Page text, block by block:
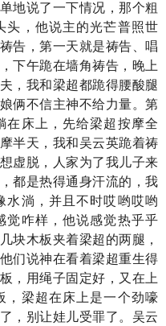
地说了一下情况，那个粗
头，他说主的光芒普照世
告，第一天就是祷告、唱
下午跪在墙角祷告，晚上
，我和梁超都跪得腰酸腿
俩不信主神不给力量。第
在床上，先给梁超按摩全
半天，我和吴云英跪着祷
虚脱，人家为了我儿子来
都是热得通身汗流的，我
水淌，并且不时哎哟哎哟
觉咋样，他说感觉热乎乎
块木板夹着梁超的两腿，
们说神在看着梁超重生得
，用绳子固定好，又在上
，梁超在床上是一个劲嚎
，别让娃儿受罪了。吴云